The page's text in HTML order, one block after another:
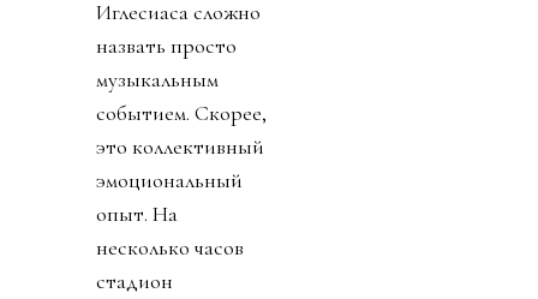
Иглесиаса сложно
назвать просто
музыкальным
событием. Скорее,
это коллективный
эмоциональный
опыт. На
несколько часов
стадион